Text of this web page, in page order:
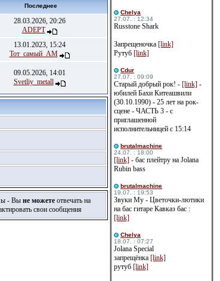
Последнее
28.03.2026, 20:26
ADEPT
13.01.2023, 15:24
Тот_самый_АМ
09.05.2026, 14:01
Svetliy_metall
- Вы не можетеотвечать на
свои сообщения
Сhelya
27.07. : 12:34
Russtone Shark
Запрещеночка [link]
Рутуб [link]
Cdur
27.07. : 09:09
Старый добрый рок! - [link] -
юбилей Бахи Китеашвили
(30.10.1990) - 25 лет на рок-
сцене - ЧАСТЬ 3 - с
приглашенной
исполнительницей с 15:14
brutalmachine
24.07. : 18:00
[link] - бас плейтру на Jolana
Rubin bass
brutalmachine
19.07. : 19:53
Звуки Му - Цветочки-лютики
на бас гитаре Кавказ бас :
[link]
Сhelya
18.07. : 07:27
Jolana Special
запрещёнка [link]
рутуб [link]